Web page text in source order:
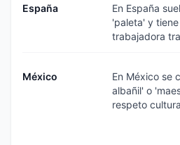
España
En España
'paleta' y
trabajadora
México
En México se
albañil' o
respeto